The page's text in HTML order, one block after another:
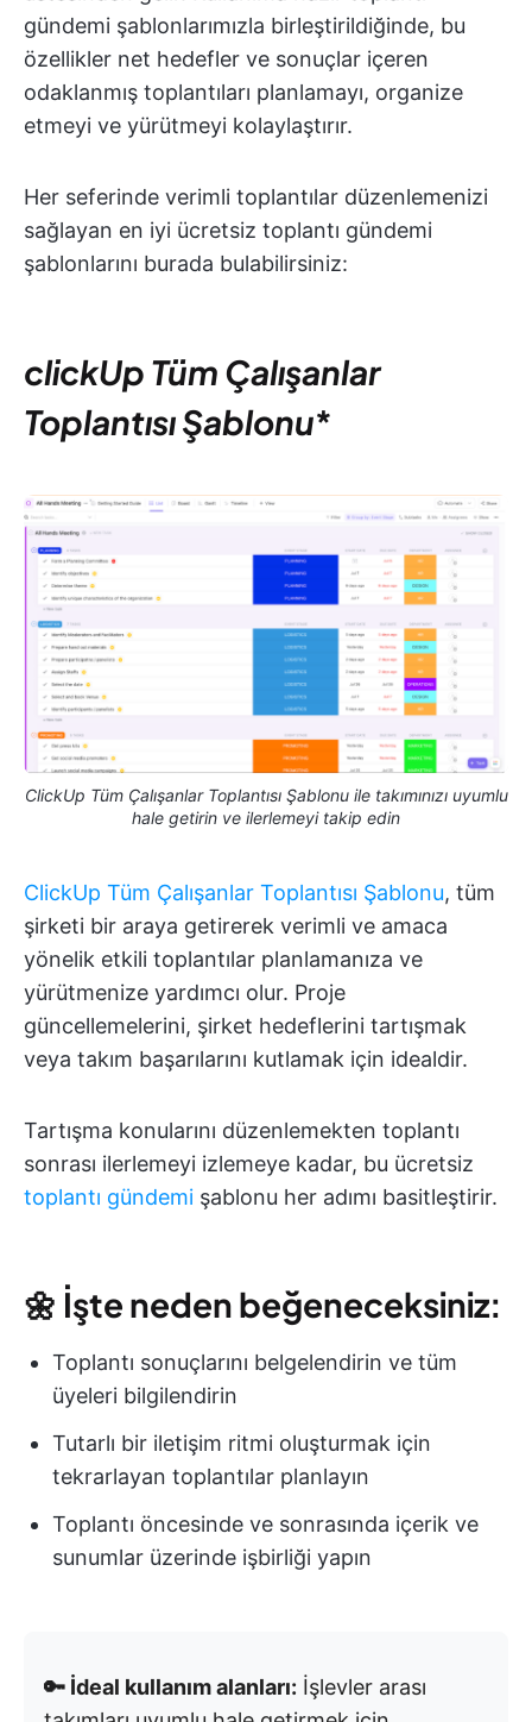
gündemi şablonlarımızla birleştirildiğinde, bu
özellikler net hedefler ve sonuçlar içeren
odaklanmış toplantıları planlamayı, organize
etmeyi ve yürütmeyi kolaylaştırır.
Her seferinde verimli toplantılar düzenlemenizi
sağlayan en iyi ücretsiz toplantı gündemi
şablonlarını burada bulabilirsiniz:
clickUp Tüm Çalışanlar
Toplantısı Şablonu*
ClickUp Tüm Çalışanlar Toplantısı Şablonu ile takımınızı uyumlu
hale getirin ve ilerlemeyi takip edin
ClickUp Tüm Çalışanlar Toplantısı Şablonu, tüm
şirketi bir araya getirerek verimli ve amaca
yönelik etkili toplantılar planlamanıza ve
yürütmenize yardımcı olur. Proje
güncellemelerini, şirket hedeflerini tartışmak
veya takım başarılarını kutlamak için idealdir.
Tartışma konularını düzenlemekten toplantı
sonrası ilerlemeyi izlemeye kadar, bu ücretsiz
toplantı gündemi şablonu her adımı basitleştirir.
🌼 İşte neden beğeneceksiniz:
Toplantı sonuçlarını belgelendirin ve tüm
üyeleri bilgilendirin
Tutarlı bir iletişim ritmi oluşturmak için
tekrarlayan toplantılar planlayın
Toplantı öncesinde ve sonrasında içerik ve
sunumlar üzerinde işbirliği yapın
🔑 İdeal kullanım alanları: İşlevler arası